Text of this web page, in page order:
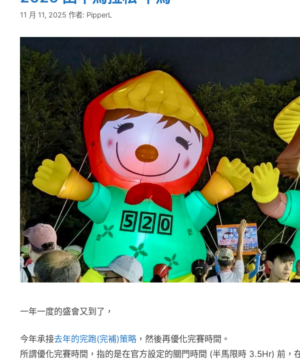
11 月 11, 2025 作者: PipperL
一年一度的盛會又到了，
今年承接去年的完跑(完補)策略 ，然後再優化完賽時間。
所謂優化完賽時間，指的是在官方設定的關門時間 (半馬限時 3.5Hr) 前，